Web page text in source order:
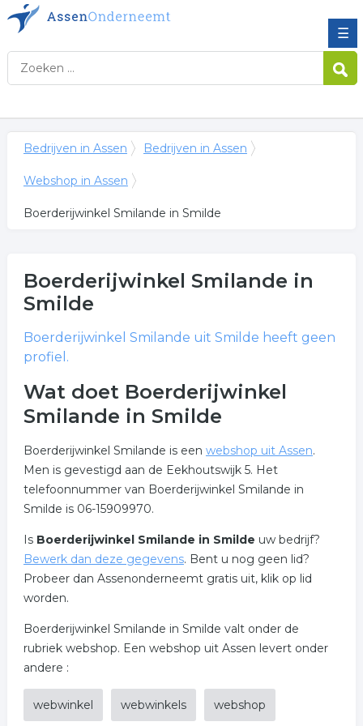
☰
Bedrijven in Assen Bedrijven in Assen
Webshop in Assen
Boerderijwinkel Smilande in Smilde
Boerderijwinkel Smilande in
Smilde
Boerderijwinkel Smilande uit Smilde heeft geen
profiel.
Wat doet Boerderijwinkel
Smilande in Smilde
Boerderijwinkel Smilande is een webshop uit Assen.
Men is gevestigd aan de Eekhoutswijk 5. Het
telefoonnummer van Boerderijwinkel Smilande in
Smilde is 06-15909970.
Is Boerderijwinkel Smilande in Smilde uw bedrijf?
Bewerk dan deze gegevens. Bent u nog geen lid?
Probeer dan Assenonderneemt gratis uit, klik op lid
worden.
Boerderijwinkel Smilande in Smilde valt onder de
rubriek webshop. Een webshop uit Assen levert onder
andere :
webwinkel webwinkels webshop